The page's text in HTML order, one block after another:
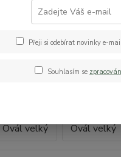
Misky Kovplast
Ovál
Přeji si odebírat novinky e-
Souhlasím se